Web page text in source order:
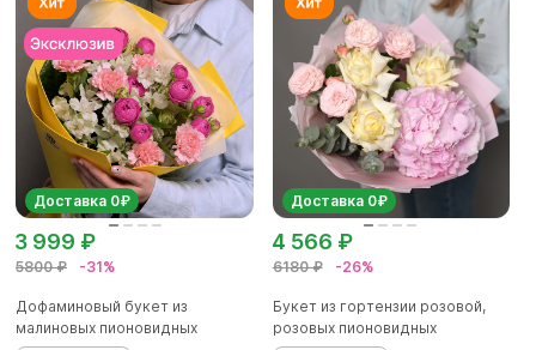
Доставка 0₽
5800 ₽ -31%
3 999 ₽
Дофаминовый букет из
малиновых пионовидных
Доставка 0₽
6180 ₽ -26%
4 566 ₽
Букет из гортензии розовой,
розовых пионовидных